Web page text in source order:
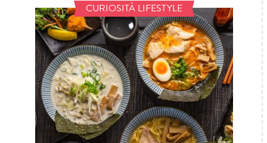
CURIOSITÀ LIFESTYLE